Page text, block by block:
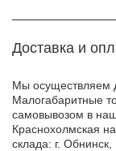
Доставка и
Мы осуществляем
Малогабаритные
самовывозом в
Краснохолмская
склада: г.